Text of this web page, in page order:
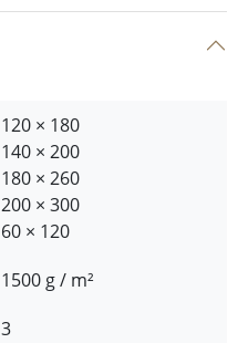
120 × 180
140 × 200
180 × 260
200 × 300
60 × 120
1500 g / m²
3